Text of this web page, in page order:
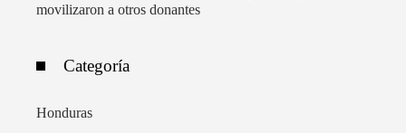
movilizaron a otros donantes
Categoría
Honduras